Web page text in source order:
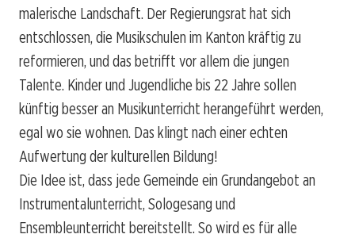
malerische Landschaft. Der Regierungsrat hat sich
entschlossen, die Musikschulen im Kanton kräftig zu
reformieren, und das betrifft vor allem die jungen
Talente. Kinder und Jugendliche bis 22 Jahre sollen
künftig besser an Musikunterricht herangeführt werden,
egal wo sie wohnen. Das klingt nach einer echten
Aufwertung der kulturellen Bildung!
Die Idee ist, dass jede Gemeinde ein Grundangebot an
Instrumentalunterricht, Sologesang und
Ensembleunterricht bereitstellt. So wird es für alle